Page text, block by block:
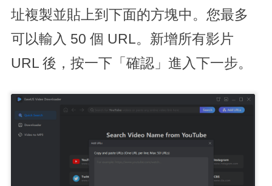
址複製並貼上到下面的方塊中。您最多
可以輸入 50 個 URL。新增所有影片
URL 後，按一下「確認」進入下一步。